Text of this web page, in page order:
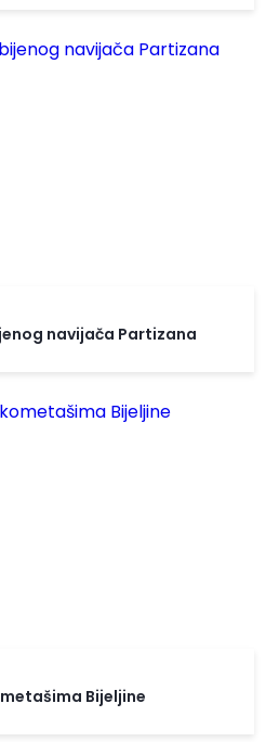
navijača Partizana
Bijeljine